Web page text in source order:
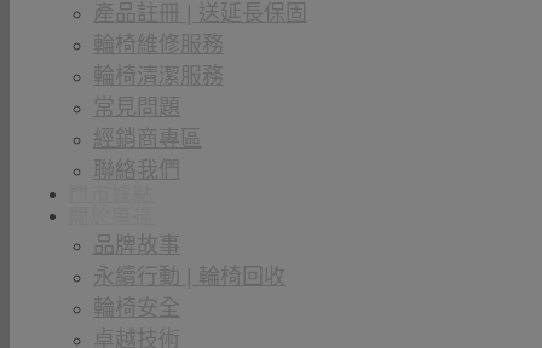
產品註冊 | 送延長保固
輪椅維修服務
輪椅清潔服務
常見問題
經銷商專區
聯絡我們
品牌故事
永續行動 | 輪椅回收
輪椅安全
卓越技術